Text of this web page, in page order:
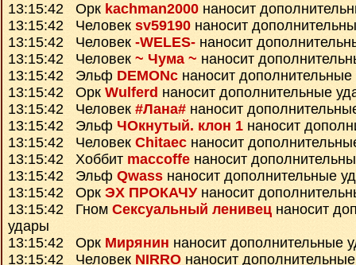
13:15:42 Орк kachman2000 наносит
13:15:42 Человек sv59190 наносит
13:15:42 Человек -WELES- наносит
13:15:42 Человек ~ Чума ~ наносит
13:15:42 Эльф DEMONc наносит
13:15:42 Орк Wulferd наносит дополнительные
13:15:42 Человек #Лана# наносит
13:15:42 Эльф ЧОкнутый. клон 1 наносит
13:15:42 Человек Chitaec наносит
13:15:42 Хоббит maccoffe наносит
13:15:42 Эльф Qwass наносит дополнительные
13:15:42 Орк ЭХ ПРОКАЧУнаносит
13:15:42 Гном Сексуальный ленивец наносит
удары
13:15:42 Орк Мирянин наносит дополнительные
13:15:42 Человек NIRRO наносит